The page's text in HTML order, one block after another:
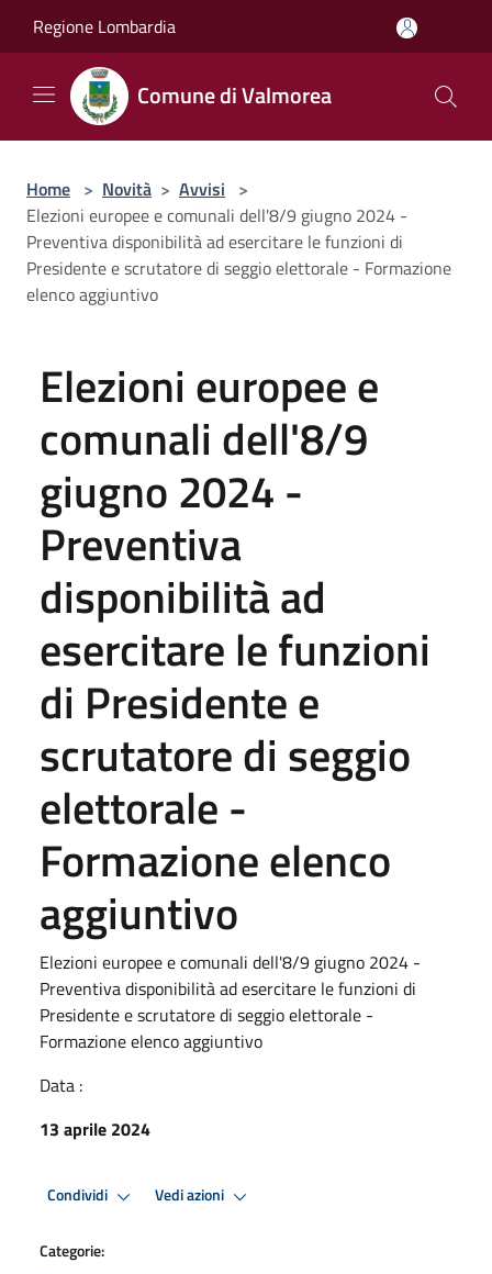
Regione Lombardia
Comune di Valmorea
Home > Novità > Avvisi >
Elezioni europee e comunali dell'8/9 giugno 2024 -
Preventiva disponibilità ad esercitare le funzioni di
Presidente e scrutatore di seggio elettorale - Formazione
elenco aggiuntivo
Elezioni europee e
comunali dell'8/9
giugno 2024 -
Preventiva
disponibilità ad
esercitare le funzioni
di Presidente e
scrutatore di seggio
elettorale -
Formazione elenco
aggiuntivo
Elezioni europee e comunali dell'8/9 giugno 2024 -
Preventiva disponibilità ad esercitare le funzioni di
Presidente e scrutatore di seggio elettorale -
Formazione elenco aggiuntivo
Data :
13 aprile 2024
Condividi Vedi azioni
Categorie: